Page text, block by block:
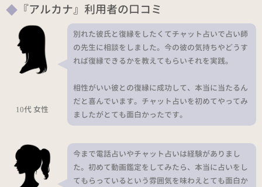
『アルカナ』利用者の口コミ
10代 女性
別れた彼氏と復縁をしたくてチャット占いで占い師
の先生に相談をしました。今の彼の気持ちやどうす
れば復縁できるかを教えてもらいそれを実践。
相性がいい彼との復縁に成功して、本当に当たるん
だと喜んでいます。チャット占いを初めてやってみ
ましたがとても面白かったです。
今まで電話占いやチャット占いは経験がありまし
た。初めて動画鑑定をしてみたら、本当に占いをし
てもらっているという雰囲気を味わえとても面白か